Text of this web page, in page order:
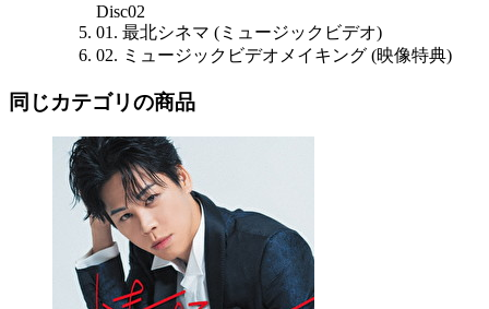
Disc02
01. 最北シネマ (ミュージックビデオ)
02. ミュージックビデオメイキング (映像特典)
同じカテゴリの商品